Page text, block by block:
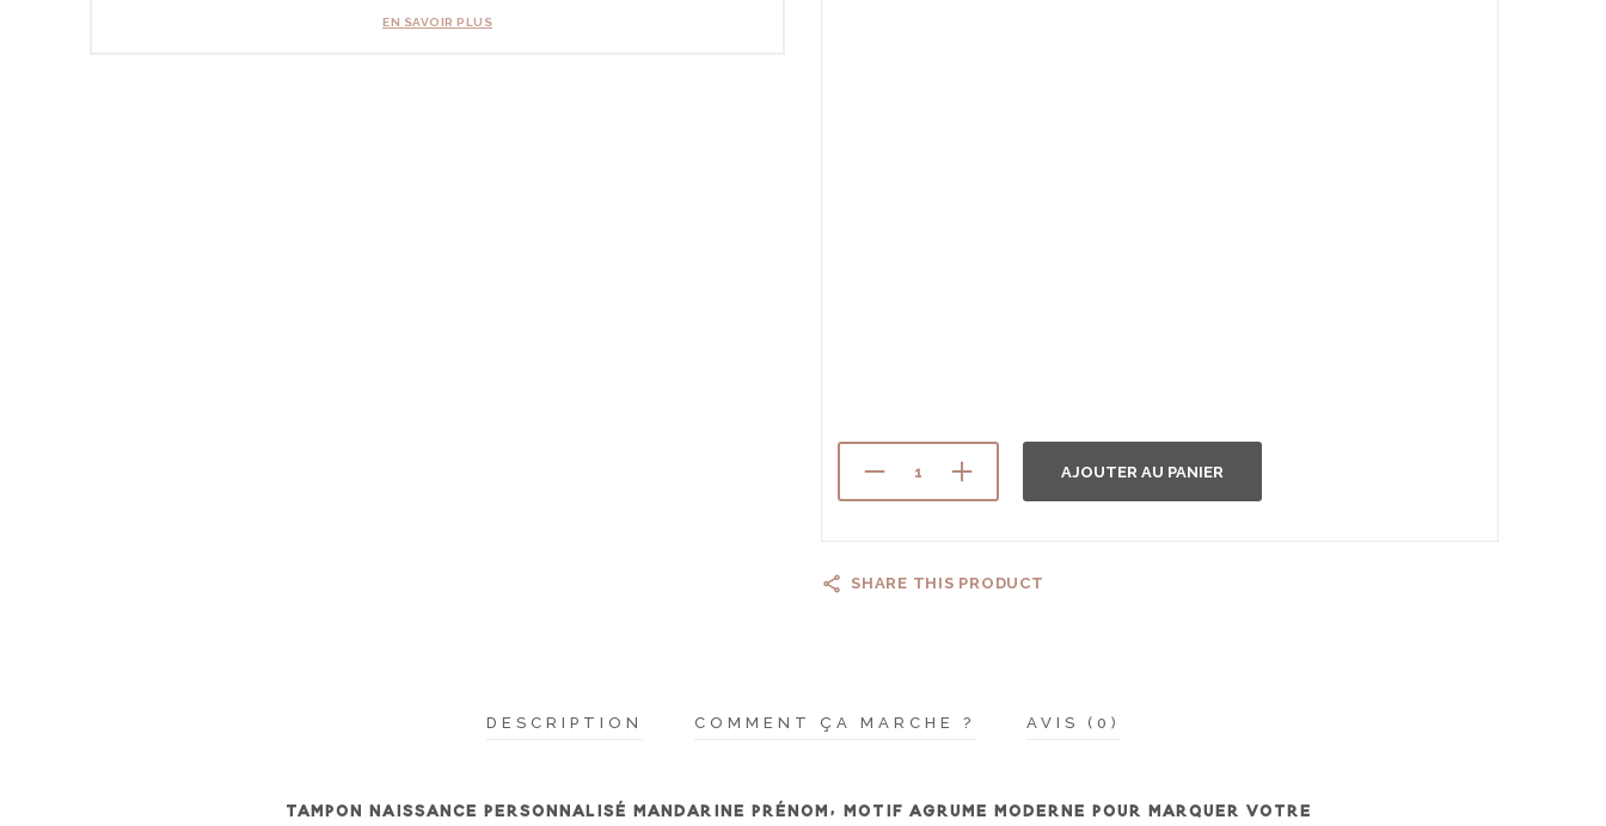
EN SAVOIR PLUS
AJOUTER AU PANIER
SHARE THIS PRODUCT
DESCRIPTION COMMENT ÇA MARCHE ? AVIS (0)
TAMPON NAISSANCE PERSONNALISÉ MANDARINE PRÉNOM, MOTIF AGRUME MODERNE POUR MARQUER VOTRE